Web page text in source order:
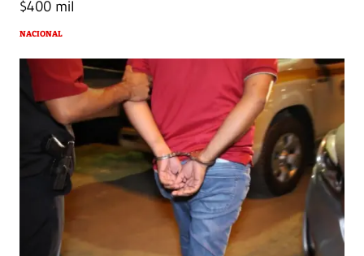
$400 mil
NACIONAL